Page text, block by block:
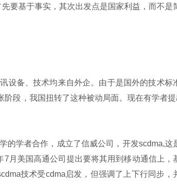
要基于事实，其次出发点是国家利益，而不是
设备、技术均来自外企。由于是国外的技术标
段，我国扭转了这种被动局面。现在有学者
学者合作，成立了信威公司，开发scdma,这
月美国高通公司提出要将其用到移动通信上，
技术受cdma启发，但强调了上下行同步，